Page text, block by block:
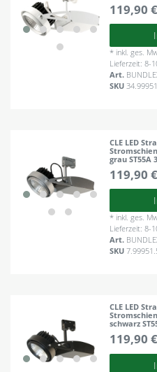
119,90
* inkl. ges.
Lieferzeit: 8-
Art.
SKU
CLE LED
grau ST55A
119,90
* inkl. ges.
Lieferzeit: 8-
Art.
SKU
CLE LED
schwarz
119,90